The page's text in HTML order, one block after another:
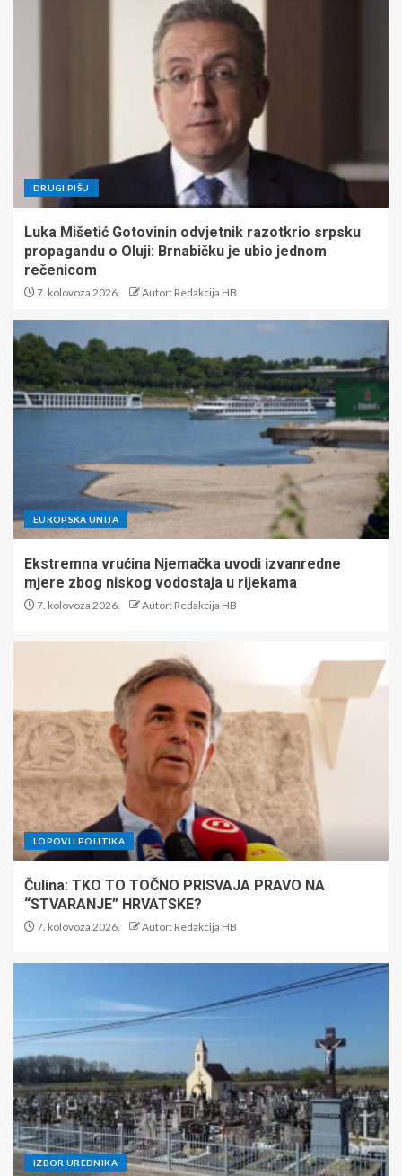
DRUGI PIŠU
Luka Mišetić Gotovinin odvjetnik razotkrio srpsku
propagandu o Oluji: Brnabičku je ubio jednom
rečenicom
7. kolovoza 2026. Autor: Redakcija HB
EUROPSKA UNIJA
Ekstremna vrućina Njemačka uvodi izvanredne
mjere zbog niskog vodostaja u rijekama
7. kolovoza 2026. Autor: Redakcija HB
LOPOVI I POLITIKA
Čulina: TKO TO TOČNO PRISVAJA PRAVO NA
“STVARANJE” HRVATSKE?
7. kolovoza 2026. Autor: Redakcija HB
IZBOR UREDNIKA